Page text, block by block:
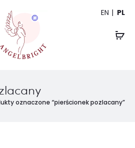
EN PL
oznaczone “pierścionek pozlacany”